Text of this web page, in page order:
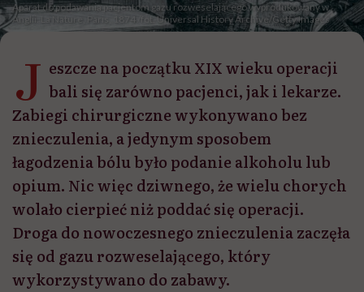
Aparat do podawania pacjentom gazu rozweselającego wyprodukowany w
Anglii. La Nature, Paris, 1874 /fot. Universal History Archive/Getty Images
J eszcze na początku XIX wieku operacji
bali się zarówno pacjenci, jak i lekarze.
Zabiegi chirurgiczne wykonywano bez
znieczulenia, a jedynym sposobem
łagodzenia bólu było podanie alkoholu lub
opium. Nic więc dziwnego, że wielu chorych
wolało cierpieć niż poddać się operacji.
Droga do nowoczesnego znieczulenia zaczęła
się od gazu rozweselającego, który
wykorzystywano do zabawy.